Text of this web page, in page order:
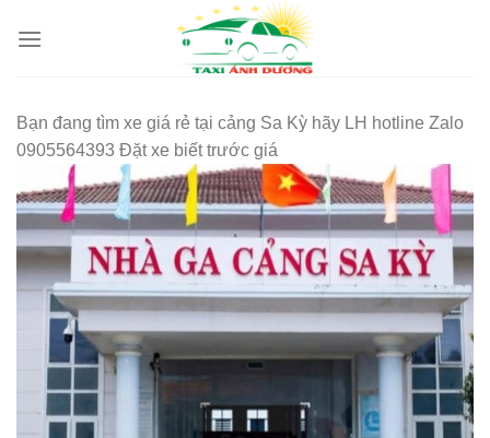
Bạn đang tìm xe giá rẻ tại cảng Sa Kỳ hãy LH hotline Zalo
0905564393 Đặt xe biết trước giá